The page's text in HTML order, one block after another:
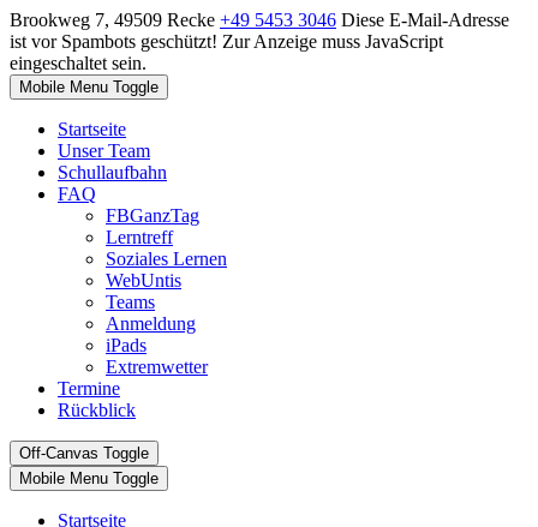
Brookweg 7, 49509 Recke +49 5453 3046 Diese E-Mail-Adresse
ist vor Spambots geschützt! Zur Anzeige muss JavaScript
eingeschaltet sein.
Mobile Menu Toggle
Startseite
Unser Team
Schullaufbahn
FAQ
FBGanzTag
Lerntreff
Soziales Lernen
WebUntis
Teams
Anmeldung
iPads
Extremwetter
Termine
Rückblick
Off-Canvas Toggle
Mobile Menu Toggle
Startseite